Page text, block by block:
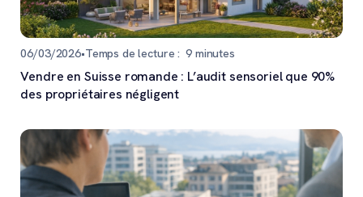
06/03/2026•Temps de lecture : 9minutes
Vendre en Suisse romande : L’audit sensoriel que 90%
des propriétaires négligent